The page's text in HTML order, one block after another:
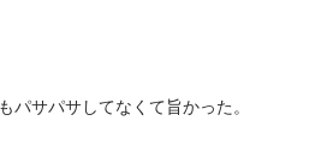
パサパサしてなくて旨かった。